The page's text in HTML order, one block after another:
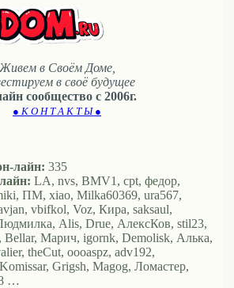
Живем в Своём Доме,
в своё будущее
сообщество с 2006г.
● К О Н Т А К Т Ы ●
лайн: 335
LA, nvs, BMV1, cpt, федор,
ПМ, xiao, Milka60369, ura567,
vbifkol, Voz, Кира, saksaul,
Alis, Drue, АлексКов, stil23,
Bellar, Марич, igornk, Demolisk, Алька,
theCut, oooaspz, adv192,
Grigsh, Magog, Ломастер,
…